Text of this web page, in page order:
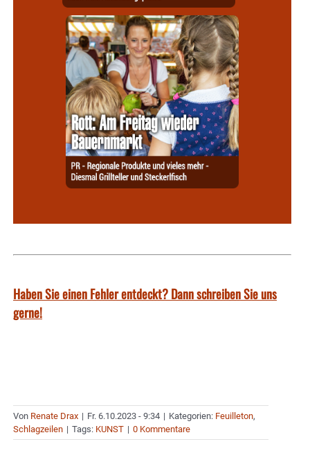
Haben Sie einen Fehler entdeckt? Dann schreiben Sie uns
gerne!
Von Renate Drax | Fr. 6.10.2023 - 9:34 | Kategorien: Feuilleton,
Schlagzeilen | Tags: KUNST | 0 Kommentare